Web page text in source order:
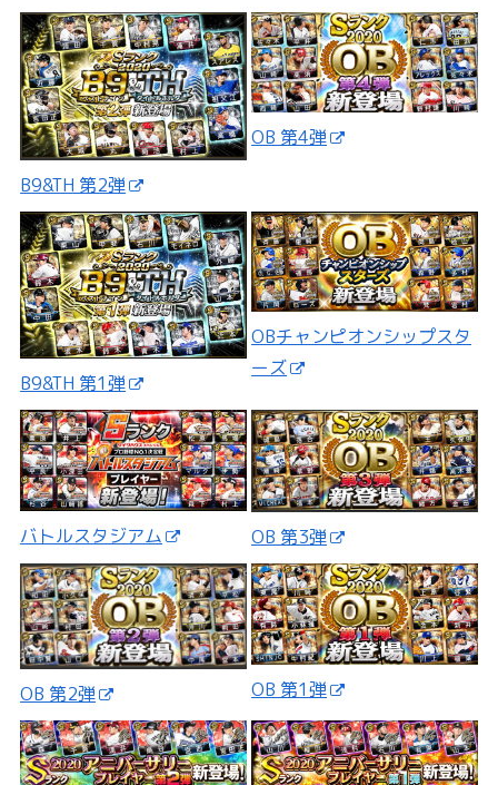
B9&TH 第2弾
OB 第4弾
B9&TH 第1弾
OBチャンピオンシップスタ
ーズ
バトルスタジアム OB 第3弾
OB 第2弾 OB 第1弾